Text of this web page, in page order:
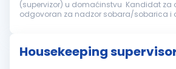
(supervizor) u domaćinstvu Kandidat za
odgovoran za nadzor sobara/sobarica i
Housekeeping